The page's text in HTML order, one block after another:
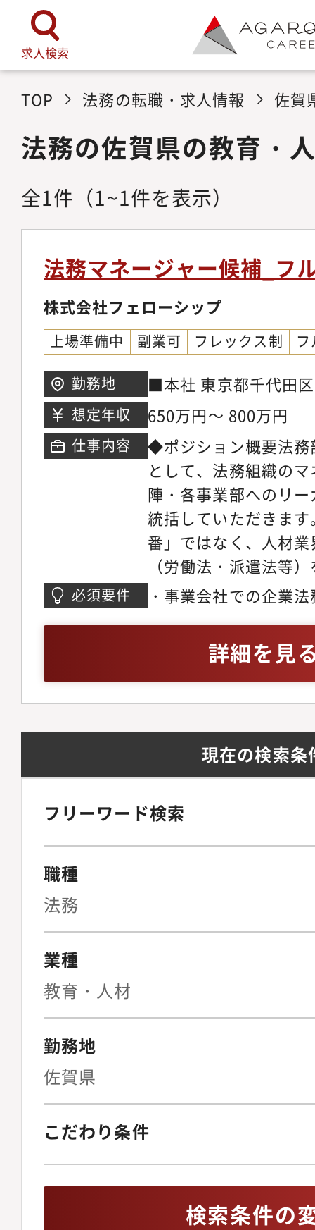
求人検索
TOP 法務の転職・求人情報 佐賀
法務の佐賀県の教育・
全1件 （1~1件を表示）
法務マネージャー候補_フ
株式会社フェローシップ
上場準備中 副業可 フレックス制
勤務地
■本社 東京都千代田
際ビル3階
想定年収 650万円～ 800万円
仕事内容
◆ポジション概要法務
として、法務組織の
陣・各事業部へのリ
統括していただきま
番」ではなく、人材
（労働法・派遣法等
事業成長とガバナン
備を見据えた組織体
法務の観点から経営
プライアンス文化を
る牽引役を担ってい
ジメント・法務戦略
ト（メンバーの育成
理）全社的なリーガ
よび中長期的な法務
の折衝・連携および
営陣に対する法的論
止めない法務」を実
化内部通報制度の整
イアンス違反発生時
ISMSを含む、全社情
報保護体制の監督◆
必須要件
・事業会社での企業
ジネスレベル※英語
詳細を見
現在の検索条
フリーワード検索
職種
法務
業種
教育・人材
勤務地
佐賀県
こだわり条件
検索条件の